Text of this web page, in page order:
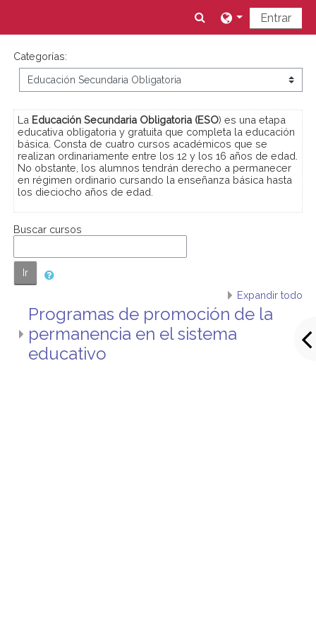
Toggle search
Entrar
Categorías:
La Educación Secundaria Obligatoria (ESO) es una etapa
educativa obligatoria y gratuita que completa la educación
básica. Consta de cuatro cursos académicos que se
realizan ordinariamente entre los 12 y los 16 años de edad.
No obstante, los alumnos tendrán derecho a permanecer
en régimen ordinario cursando la enseñanza básica hasta
los dieciocho años de edad.
Buscar cursos
Ir
Expandir todo
Programas de promoción de la
permanencia en el sistema
educativo